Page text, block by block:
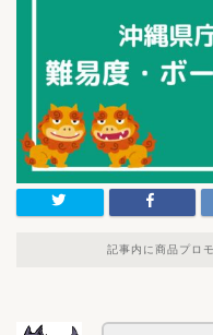
記事内に商品プロ